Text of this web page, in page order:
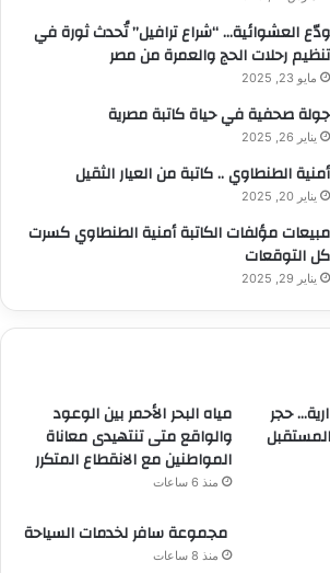
ودّع العشوائية… “شراع ترافيل” تُحدث ثورة في
تنظيم رحلات الحج والعمرة من مصر
مايو 23, 2025
جولة صحفية في حياة كاتبة مصرية
يناير 26, 2025
أمنية الطنطاوي .. كاتبة من العيار الثقيل
يناير 20, 2025
مبيعات مؤلفات الكاتبة أمنية الطنطاوي كسرت
كل التوقعات
يناير 29, 2025
حجر
مياه البحر الأحمر بين الوعود
والواقع متى تنتهيدى معاناة
المواطنين مع الانقطاع المتكرر
منذ 6 ساعات
مجموعة سافر لخدمات السياحة
منذ 8 ساعات